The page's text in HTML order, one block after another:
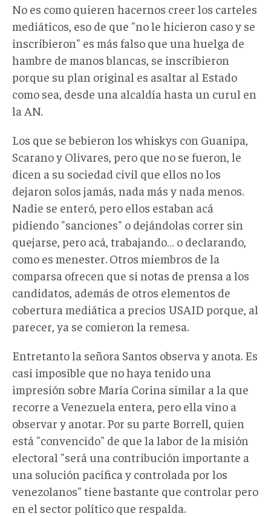
No es como quieren hacernos creer los carteles
mediáticos, eso de que "no le hicieron caso y se
inscribieron" es más falso que una huelga de
hambre de manos blancas, se inscribieron
porque su plan original es asaltar al Estado
como sea, desde una alcaldía hasta un curul en
la AN.
Los que se bebieron los whiskys con Guanipa,
Scarano y Olivares, pero que no se fueron, le
dicen a su sociedad civil que ellos no los
dejaron solos jamás, nada más y nada menos.
Nadie se enteró, pero ellos estaban acá
pidiendo "sanciones" o dejándolas correr sin
quejarse, pero acá, trabajando… o declarando,
como es menester. Otros miembros de la
comparsa ofrecen que si notas de prensa a los
candidatos, además de otros elementos de
cobertura mediática a precios USAID porque, al
parecer, ya se comieron la remesa.
Entretanto la señora Santos observa y anota. Es
casi imposible que no haya tenido una
impresión sobre María Corina similar a la que
recorre a Venezuela entera, pero ella vino a
observar y anotar. Por su parte Borrell, quien
está "convencido" de que la labor de la misión
electoral "será una contribución importante a
una solución pacífica y controlada por los
venezolanos" tiene bastante que controlar pero
en el sector político que respalda.